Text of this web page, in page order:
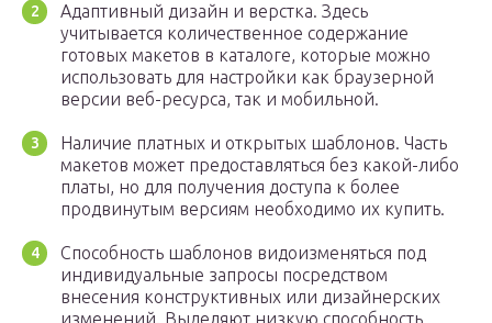
Адаптивный дизайн и верстка. Здесь
учитывается количественное содержание
готовых макетов в каталоге, которые можно
использовать для настройки как браузерной
версии веб-ресурса, так и мобильной.
Наличие платных и открытых шаблонов. Часть
макетов может предоставляться без какой-либо
платы, но для получения доступа к более
продвинутым версиям необходимо их купить.
Способность шаблонов видоизменяться под
индивидуальные запросы посредством
внесения конструктивных или дизайнерских
изменений. Выделяют низкую способность